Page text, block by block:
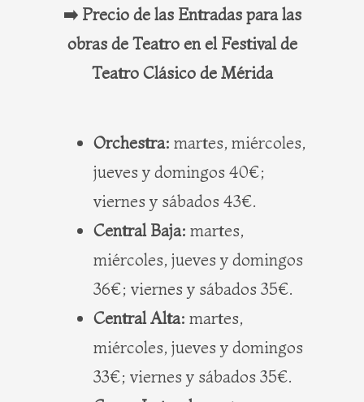
➡️ Precio de las Entradas para las
obras de Teatro en el Festival de
Teatro Clásico de Mérida
Orchestra: martes, miércoles,
jueves y domingos 40€;
viernes y sábados 43€.
Central Baja: martes,
miércoles, jueves y domingos
36€; viernes y sábados 35€.
Central Alta: martes,
miércoles, jueves y domingos
33€; viernes y sábados 35€.